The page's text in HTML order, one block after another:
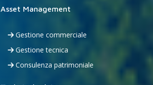
Asset Management
Gestione commerciale
Gestione tecnica
Consulenza patrimoniale